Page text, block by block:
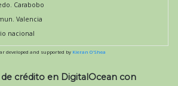
Carabobo
Valencia
nacional
developed and supported by Kieran O'Shea
crédito en DigitalOcean con